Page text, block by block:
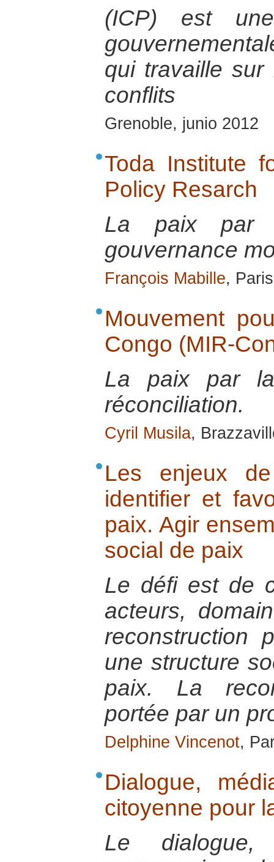
(ICP) est
qui travaille sur
conflits
Grenoble, junio 2012
Toda Institute
Policy Resarch
La paix par
gouvernance
François Mabille,
Mouvement
Congo (MIR-
La paix par
réconciliation.
Cyril Musila,
Les enjeux
identifier et
paix. Agir
social de paix
Le défi est de
acteurs,
reconstruction
une structure
paix. La
portée par un
Delphine Vincenot,
Dialogue,
citoyenne pour
Le